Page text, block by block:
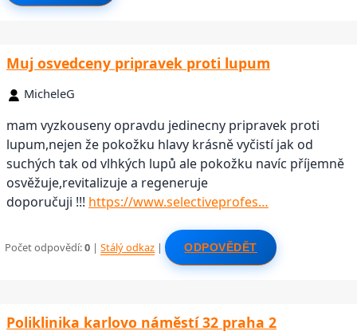
Muj osvedceny pripravek proti lupum
MicheleG
mam vyzkouseny opravdu jedinecny pripravek proti
lupum,nejen že pokožku hlavy krásně vyčistí jak od
suchých tak od vlhkých lupů ale pokožku navíc příjemně
osvěžuje,revitalizuje a regeneruje
doporučuji !!! https://www.selectiveprofes…
Počet odpovědí:0 |Stálý odkaz | ODPOVĚDĚT
Poliklinika karlovo náměstí 32 praha 2